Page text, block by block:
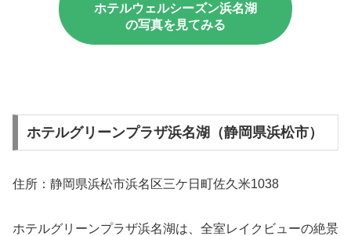
ホテルウェルシーズン浜名湖
の写真を見てみる
ホテルグリーンプラザ浜名湖（静岡県浜松市）
住所：静岡県浜松市浜名区三ケ日町佐久米1038
ホテルグリーンプラザ浜名湖は、全室レイクビューの絶景